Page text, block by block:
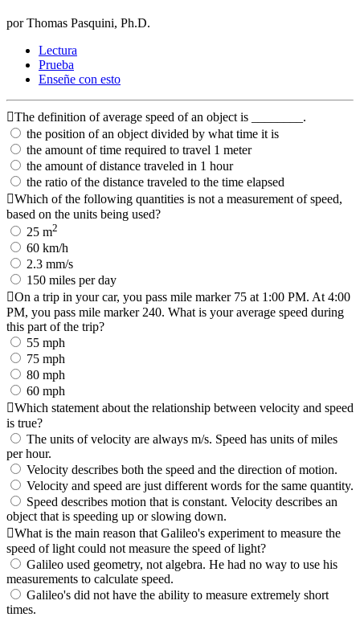
por Thomas Pasquini, Ph.D.
Lectura
Prueba
Enseñe con esto
The definition of average speed of an object is ________.
the position of an object divided by what time it is
the amount of time required to travel 1 meter
the amount of distance traveled in 1 hour
the ratio of the distance traveled to the time elapsed
Which of the following quantities is not a measurement of speed,
based on the units being used?
25 m2
60 km/h
2.3 mm/s
150 miles per day
On a trip in your car, you pass mile marker 75 at 1:00 PM. At 4:00
PM, you pass mile marker 240. What is your average speed during
this part of the trip?
55 mph
75 mph
80 mph
60 mph
Which statement about the relationship between velocity and speed
is true?
The units of velocity are always m/s. Speed has units of miles
per hour.
Velocity describes both the speed and the direction of motion.
Velocity and speed are just different words for the same quantity.
Speed describes motion that is constant. Velocity describes an
object that is speeding up or slowing down.
What is the main reason that Galileo's experiment to measure the
speed of light could not measure the speed of light?
Galileo used geometry, not algebra. He had no way to use his
measurements to calculate speed.
Galileo's did not have the ability to measure extremely short
times.